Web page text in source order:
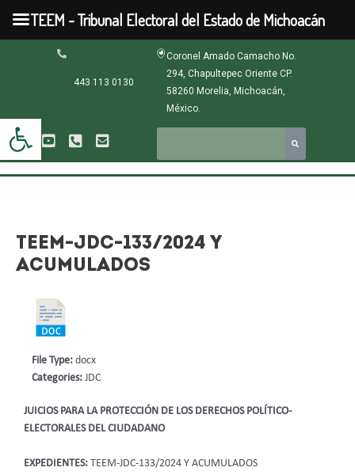
Abrir barra de herramientas
contenido
443 113 0130
Coronel Amado Camacho No.
294, Chapultepec Oriente CP.
58260 Morelia, Michoacán,
México.
TEEM-JDC-133/2024 Y
ACUMULADOS
JUICIOS PARA LA PROTECCIÓN DE LOS DERECHOS POLÍTICO-
ELECTORALES DEL CIUDADANO
EXPEDIENTES: TEEM-JDC-133/2024 Y ACUMULADOS
File Type: docx
Categories: JDC
TEEM - Tribunal Electoral del Estado de Michoacán